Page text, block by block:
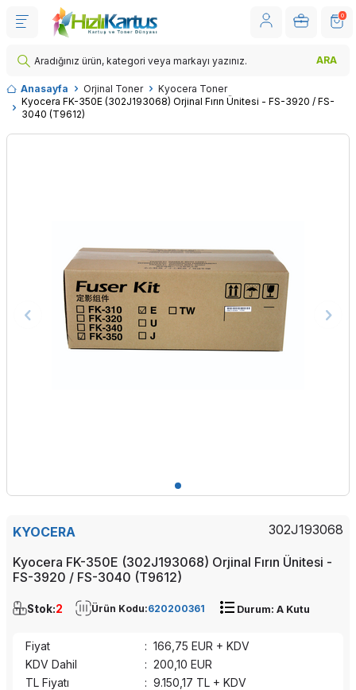
ARA
0
Anasayfa Orjinal Toner
Kyocera Toner
Kyocera FK-350E (302J193068) Orjinal Fırın Ünitesi - FS-3920 / FS-
3040 (T9612)
KYOCERA 302J193068
Kyocera FK-350E (302J193068) Orjinal Fırın Ünitesi -
FS-3920 / FS-3040 (T9612)
Stok:2 Ürün Kodu:620200361 Durum: A Kutu
Fiyat : 166,75 EUR + KDV
KDV Dahil
: 200,10 EUR
TL Fiyatı
: 9.150,17 TL + KDV